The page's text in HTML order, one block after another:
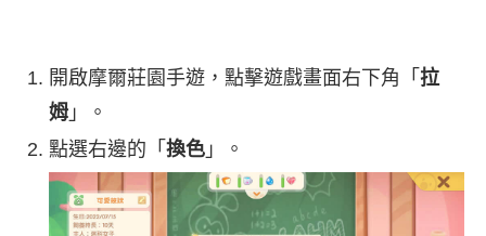
開啟摩爾莊園手遊，點擊遊戲畫面右下角「 拉
姆 」。
點選右邊的「 換色 」。